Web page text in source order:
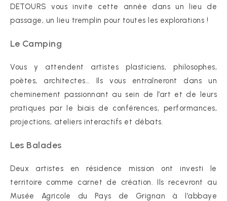
DETOURS vous invite cette année dans un lieu de
passage, un lieu tremplin pour toutes les explorations !
Le Camping
Vous y attendent artistes plasticiens, philosophes,
poètes, architectes… Ils vous entraîneront dans un
cheminement passionnant au sein de l’art et de leurs
pratiques par le biais de conférences, performances,
projections, ateliers interactifs et débats.
Les Balades
Deux artistes en résidence mission ont investi le
territoire comme carnet de création. Ils recevront au
Musée Agricole du Pays de Grignan à l’abbaye